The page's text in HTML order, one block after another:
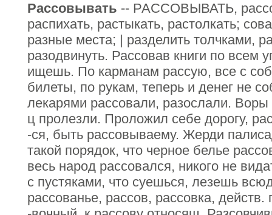
Рассовывать -- РАССОВЫВАТЬ,
распихать, растыкать, растолкать;
разные места; | разделить толчками,
разодвинуть. Рассовав книги по всем
ищешь. По карманам рассую, все с
билеты, по рукам, теперь и денег не
лекарями рассовали, разослали. Воры
ц пролезли. Проложил себе дорогу,
-ся, быть рассовываему. Жерди
такой порядок, что черное белье
весь народ рассовался, никого не
с пустяками, что суешься, лезешь
рассованье, рассов, рассовка, действ.